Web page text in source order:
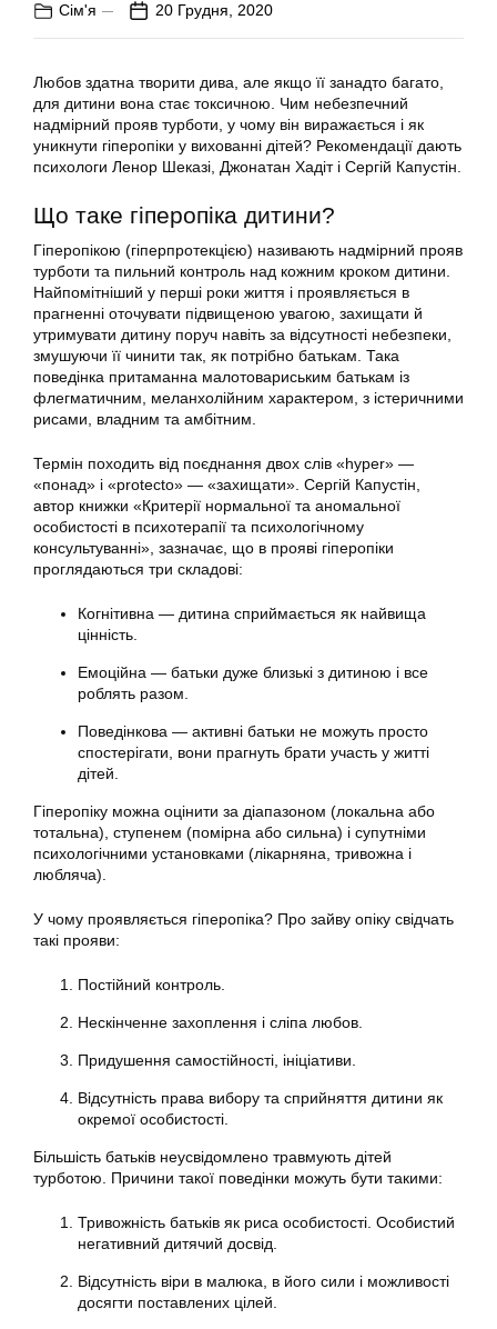
Сім'я 20 Грудня, 2020
Любов здатна творити дива, але якщо її занадто багато,
для дитини вона стає токсичною. Чим небезпечний
надмірний прояв турботи, у чому він виражається і як
уникнути гіперопіки у вихованні дітей? Рекомендації дають
психологи Ленор Шеказі, Джонатан Хадіт і Сергій Капустін.
Що таке гіперопіка дитини?
Гіперопікою (гіперпротекцією) називають надмірний прояв
турботи та пильний контроль над кожним кроком дитини.
Найпомітніший у перші роки життя і проявляється в
прагненні оточувати підвищеною увагою, захищати й
утримувати дитину поруч навіть за відсутності небезпеки,
змушуючи її чинити так, як потрібно батькам. Така
поведінка притаманна малотовариським батькам із
флегматичним, меланхолійним характером, з істеричними
рисами, владним та амбітним.
Термін походить від поєднання двох слів «hyper» —
«понад» і «protecto» — «захищати». Сергій Капустін,
автор книжки «Критерії нормальної та аномальної
особистості в психотерапії та психологічному
консультуванні», зазначає, що в прояві гіперопіки
проглядаються три складові:
Когнітивна — дитина сприймається як найвища
цінність.
Емоційна — батьки дуже близькі з дитиною і все
роблять разом.
Поведінкова — активні батьки не можуть просто
спостерігати, вони прагнуть брати участь у житті
дітей.
Гіперопіку можна оцінити за діапазоном (локальна або
тотальна), ступенем (помірна або сильна) і супутніми
психологічними установками (лікарняна, тривожна і
любляча).
У чому проявляється гіперопіка? Про зайву опіку свідчать
такі прояви:
Постійний контроль.
Нескінченне захоплення і сліпа любов.
Придушення самостійності, ініціативи.
Відсутність права вибору та сприйняття дитини як
окремої особистості.
Більшість батьків неусвідомлено травмують дітей
турботою. Причини такої поведінки можуть бути такими:
Тривожність батьків як риса особистості. Особистий
негативний дитячий досвід.
Відсутність віри в малюка, в його сили і можливості
досягти поставлених цілей.